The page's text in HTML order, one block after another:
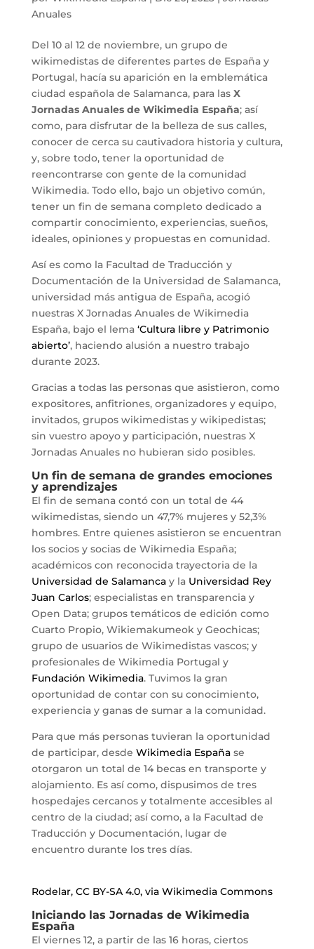
Anuales
Del 10 al 12 de noviembre, un grupo de
wikimedistas de diferentes partes de España y
Portugal, hacía su aparición en la emblemática
ciudad española de Salamanca, para lasX
Jornadas Anuales de Wikimedia España; así
como, para disfrutar de la belleza de sus calles,
conocer de cerca su cautivadora historia y cultura,
y, sobre todo, tener la oportunidad de
reencontrarse con gente de la comunidad
Wikimedia. Todo ello, bajo un objetivo común,
tener un fin de semana completo dedicado a
compartir conocimiento, experiencias, sueños,
ideales, opiniones y propuestas en comunidad.
Así es como la Facultad de Traducción y
Documentación de la Universidad de Salamanca,
universidad más antigua de España, acogió
nuestras X Jornadas Anuales de Wikimedia
España, bajo el lema ‘Cultura libre y Patrimonio
abierto’, haciendo alusión a nuestro trabajo
durante 2023.
Gracias a todas las personas que asistieron, como
expositores, anfitriones, organizadores y equipo,
invitados, grupos wikimedistas y wikipedistas;
sin vuestro apoyo y participación, nuestras X
Jornadas Anuales no hubieran sido posibles.
Un fin de semana de grandes emociones
y aprendizajes
El fin de semana contó con un total de 44
wikimedistas, siendo un 47,7% mujeres y 52,3%
hombres. Entre quienes asistieron se encuentran
los socios y socias de Wikimedia España;
académicos con reconocida trayectoria de la
Universidad de Salamancay la Universidad Rey
Juan Carlos; especialistas en transparencia y
Open Data; grupos temáticos de edición como
Cuarto Propio, Wikiemakumeok y Geochicas;
grupo de usuarios de Wikimedistas vascos; y
profesionales de Wikimedia Portugal y
Fundación Wikimedia. Tuvimos la gran
oportunidad de contar con su conocimiento,
experiencia y ganas de sumar a la comunidad.
Para que más personas tuvieran la oportunidad
de participar, desde Wikimedia Españase
otorgaron un total de 14 becas en transporte y
alojamiento. Es así como, dispusimos de tres
hospedajes cercanos y totalmente accesibles al
centro de la ciudad; así como, a la Facultad de
Traducción y Documentación, lugar de
encuentro durante los tres días.
Rodelar, CC BY-SA 4.0, via Wikimedia Commons
Iniciando las Jornadas de Wikimedia
España
El viernes 12, a partir de las 16 horas, ciertos